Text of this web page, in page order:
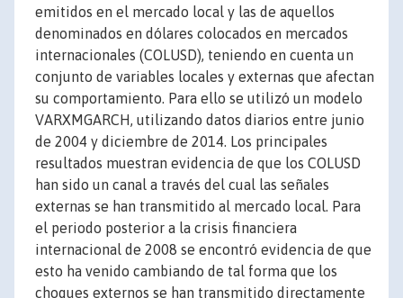
emitidos en el mercado local y las de aquellos
denominados en dólares colocados en mercados
internacionales (COLUSD), teniendo en cuenta un
conjunto de variables locales y externas que afectan
su comportamiento. Para ello se utilizó un modelo
VARXMGARCH, utilizando datos diarios entre junio
de 2004 y diciembre de 2014. Los principales
resultados muestran evidencia de que los COLUSD
han sido un canal a través del cual las señales
externas se han transmitido al mercado local. Para
el periodo posterior a la crisis financiera
internacional de 2008 se encontró evidencia de que
esto ha venido cambiando de tal forma que los
choques externos se han transmitido directamente